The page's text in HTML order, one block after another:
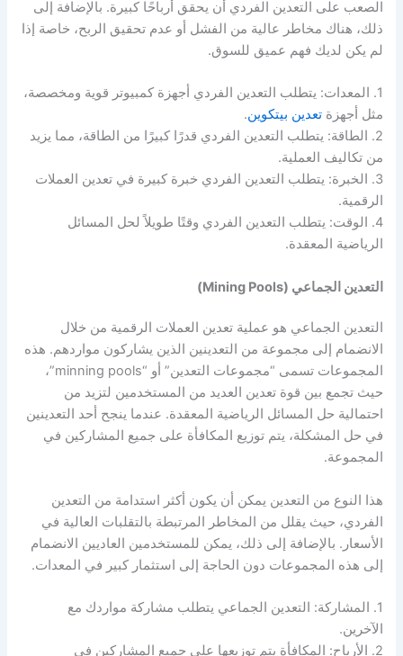
الصعب على التعدين الفردي أن يحقق أرباحًا كبيرة. بالإضافة إلى
ذلك، هناك مخاطر عالية من الفشل أو عدم تحقيق الربح، خاصة إذا
لم يكن لديك فهم عميق للسوق.
1. المعدات: يتطلب التعدين الفردي أجهزة كمبيوتر قوية ومخصصة،
مثل أجهزة تعدين بيتكوين.
2. الطاقة: يتطلب التعدين الفردي قدرًا كبيرًا من الطاقة، مما يزيد
من تكاليف العملية.
3. الخبرة: يتطلب التعدين الفردي خبرة كبيرة في تعدين العملات
الرقمية.
4. الوقت: يتطلب التعدين الفردي وقتًا طويلاً لحل المسائل
الرياضية المعقدة.
التعدين الجماعي (Mining Pools)
التعدين الجماعي هو عملية تعدين العملات الرقمية من خلال
الانضمام إلى مجموعة من التعدينين الذين يشاركون مواردهم. هذه
المجموعات تسمى “مجموعات التعدين” أو “minning pools”،
حيث تجمع بين قوة تعدين العديد من المستخدمين لتزيد من
احتمالية حل المسائل الرياضية المعقدة. عندما ينجح أحد التعدينين
في حل المشكلة، يتم توزيع المكافأة على جميع المشاركين في
المجموعة.
هذا النوع من التعدين يمكن أن يكون أكثر استدامة من التعدين
الفردي، حيث يقلل من المخاطر المرتبطة بالتقلبات العالية في
الأسعار. بالإضافة إلى ذلك، يمكن للمستخدمين العاديين الانضمام
إلى هذه المجموعات دون الحاجة إلى استثمار كبير في المعدات.
1. المشاركة: التعدين الجماعي يتطلب مشاركة مواردك مع
الآخرين.
2. الأرباح: المكافأة يتم توزيعها على جميع المشاركين في